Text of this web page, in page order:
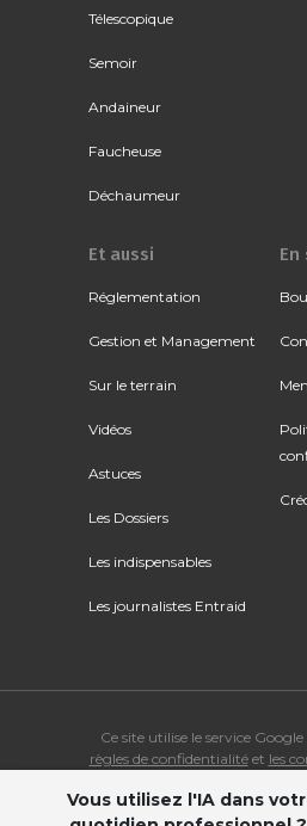
Télescopique
Semoir
Andaineur
Faucheuse
Déchaumeur
Et aussi
Réglementation
Gestion et Management
Sur le terrain
Vidéos
Astuces
Les Dossiers
Les indispensables
Les journalistes Entraid
En
Ce site utilise le service
règles de confidentialitéet les
© Copyright 2026 ENTRAID.
Vous utilisez l'IA dans